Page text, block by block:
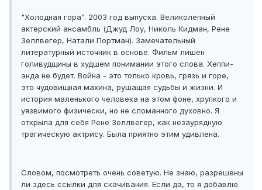
"Холодная гора". 2003 год выпуска. Великолепный
актерский ансамбль (Джуд Лоу, Николь Кидман, Рене
Зеллвегер, Натали Портман). Замечательный
литературный источник в основе. Фильм лишен
голивудщины в худшем понимании этого слова. Хеппи-
энда не будет. Война - это только кровь, грязь и горе,
это чудовищная махина, рушащая судьбы и жизни. И
история маленького человека на этом фоне, хрупкого и
уязвимого физически, но не сломанного духовно. Я
открыла для себя Рене Зеллвегер, как незаурядную
трагическую актрису. Была приятно этим удивлена.
Словом, посмотреть очень советую. Не знаю, разрешены
ли здесь ссылки для скачивания. Если да, то я добавлю.